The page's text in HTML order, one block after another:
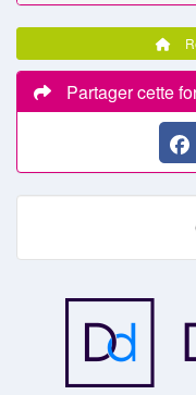
Partager cette